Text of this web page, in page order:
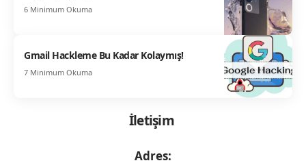
6 Minimum Okuma
Gmail Hackleme Bu Kadar Kolaymış!
7 Minimum Okuma
İletişim
Adres: